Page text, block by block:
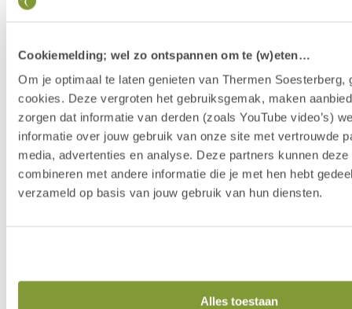
Cookiemelding; wel zo ontspannen om te (w)eten…
Om je optimaal te laten genieten van Thermen Soesterberg,
cookies. Deze vergroten het gebruiksgemak, maken
zorgen dat informatie van derden (zoals YouTube video’s)
informatie over jouw gebruik van onze site met vertrouwde
media, advertenties en analyse. Deze partners kunnen deze
combineren met andere informatie die je met hen hebt
verzameld op basis van jouw gebruik van hun diensten.
Alles toestaan